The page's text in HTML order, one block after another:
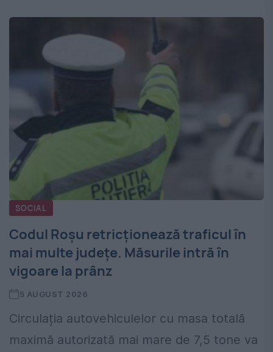
SOCIAL
Codul Roșu retricționează traficul în
mai multe județe. Măsurile intră în
vigoare la prânz
5 AUGUST 2026
Circulația autovehiculelor cu masa totală
maximă autorizată mai mare de 7,5 tone va